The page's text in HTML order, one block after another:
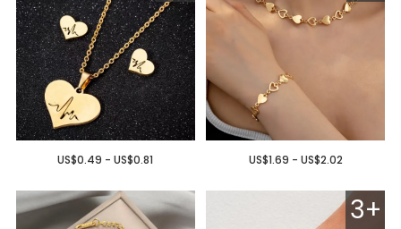
US$1.69 - US$2.02
US$0.49 - US$0.81
3+